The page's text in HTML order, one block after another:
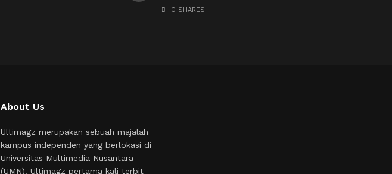
0 SHARES
About Us
Ultimagz merupakan sebuah majalah
kampus independen yang berlokasi di
Universitas Multimedia Nusantara
(UMN). Ultimagz pertama kali terbit